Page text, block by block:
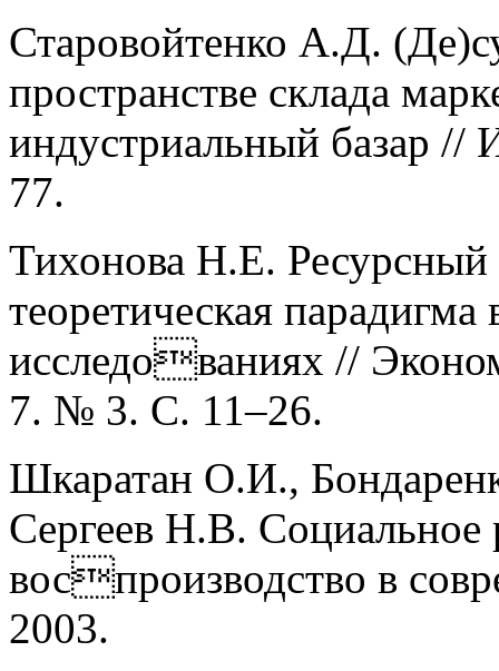
Старовойтенко А.Д.
пространстве склада
индустриальный базар
77.
Тихонова Н.Е. Ресурсный
теоретическая
исследованиях //
7. № 3. С. 11–26.
Шкаратан О.И.,
Сергеев Н.В. Социальное
воспроизводство в
2003.